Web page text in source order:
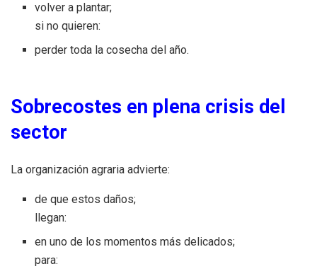
volver a plantar;
si no quieren:
perder toda la cosecha del año.
Sobrecostes en plena crisis del
sector
La organización agraria advierte:
de que estos daños;
llegan:
en uno de los momentos más delicados;
para: